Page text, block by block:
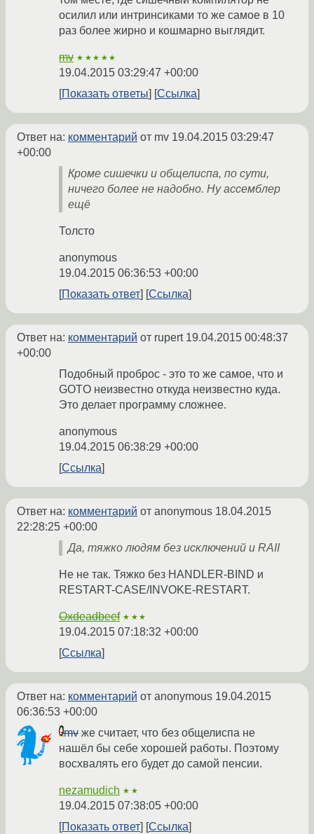
осилил или интринсиками то же самое в 10
раз более жирно и кошмарно выглядит.
mv ★★★★★
19.04.2015 03:29:47 +00:00
Показать ответы
Ссылка
Ответ на: комментарий от mv 19.04.2015 03:29:47
+00:00
Кроме сишечки и общелиспа, по сути,
ничего более не надобно. Ну ассемблер
ещё
Толсто
anonymous
19.04.2015 06:36:53 +00:00
Показать ответ
Ссылка
Ответ на: комментарий от rupert 19.04.2015 00:48:37
+00:00
Подобный проброс - это то же самое, что и
GOTO неизвестно откуда неизвестно куда.
Это делает программу сложнее.
anonymous
19.04.2015 06:38:29 +00:00
Ссылка
Ответ на: комментарий от anonymous 18.04.2015
22:28:25 +00:00
Да, тяжко людям без исключений и RAII
Не не так. Тяжко без HANDLER-BIND и
RESTART-CASE/INVOKE-RESTART.
Oxdeadbeef ★★★
19.04.2015 07:18:32 +00:00
Ссылка
Ответ на: комментарий от anonymous 19.04.2015
06:36:53 +00:00
mv же считает, что без общелиспа не
нашёл бы себе хорошей работы. Поэтому
восхвалять его будет до самой пенсии.
nezamudich ★★
19.04.2015 07:38:05 +00:00
Показать ответ
Ссылка